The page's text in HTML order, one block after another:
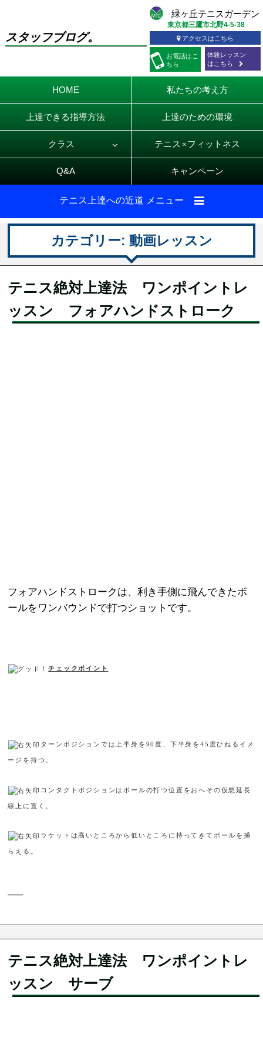
スタッフブログ。
お電話はこ
ちら
東京都三鷹市北野4-5-38
アクセスはこちら
体験レッスン
はこちら
HOME 私たちの考え方
上達できる指導方法 上達のための環境
クラス テニス × フィットネス
Q&A キャンペーン
テニス上達への近道 メニュー
カテゴリー: 動画レッスン
テニス絶対上達法 ワンポイントレ
ッスン フォアハンドストローク
フォアハンドストロークは、利き手側に飛んできたボ
ールをワンバウンドで打つショットです。
チェックポイント
ターンポジションでは上半身を 90 度、下半身を 45 度ひねるイメ
ージを持つ。
コンタクトポジションはボールの打つ位置をおへその仮想延長
線上に置く。
ラケットは高いところから低いところに持ってきてボールを捕
らえる。
—–
テニス絶対上達法 ワンポイントレ
ッスン サーブ